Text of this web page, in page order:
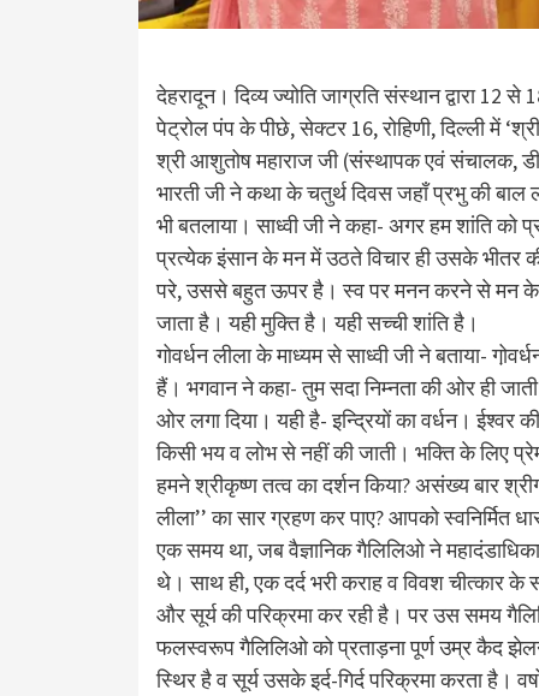
देहरादून। दिव्य ज्योति जाग्रति संस्थान द्वारा
पेट्रोल पंप के पीछे, सेक्टर 16, रोहिणी, दिल्ली में
श्री आशुतोष महाराज जी (संस्थापक एवं संचालक,
भारती जी ने कथा के चतुर्थ दिवस जहाँ प्रभु की बाल
भी बतलाया। साध्वी जी ने कहा- अगर हम शांति को
प्रत्येक इंसान के मन में उठते विचार ही उसके
परे, उससे बहुत ऊपर है। स्व पर मनन करने से मन के
जाता है। यही मुक्ति है। यही सच्ची शांति है।
गोवर्धन लीला के माध्यम से साध्वी जी ने बताया-
हैं। भगवान ने कहा- तुम सदा निम्नता की ओर ही
ओर लगा दिया। यही है- इन्द्रियों का वर्धन। ईश्वर
किसी भय व लोभ से नहीं की जाती। भक्ति के लिए
हमने श्रीकृष्ण तत्व का दर्शन किया? असंख्य बार
लीला’’ का सार ग्रहण कर पाए? आपको
एक समय था, जब वैज्ञानिक गैलिलिओ ने
थे। साथ ही, एक दर्द भरी कराह व विवश चीत्कार
और सूर्य की परिक्रमा कर रही है। पर उस समय
फलस्वरूप गैलिलिओ को प्रताड़ना पूर्ण उम्र कैद
स्थिर है व सूर्य उसके इर्द-गिर्द परिक्रमा करता है।